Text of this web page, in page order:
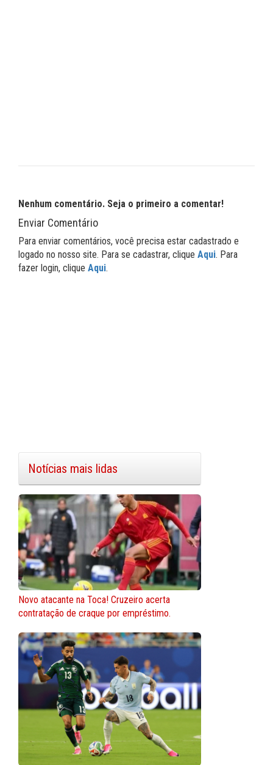
Nenhum comentário. Seja o primeiro a comentar!
Enviar Comentário
Para enviar comentários, você precisa estar cadastrado e
logado no nosso site. Para se cadastrar, clique Aqui. Para
fazer login, clique Aqui.
Notícias mais lidas
Novo atacante na Toca! Cruzeiro acerta
contratação de craque por empréstimo.